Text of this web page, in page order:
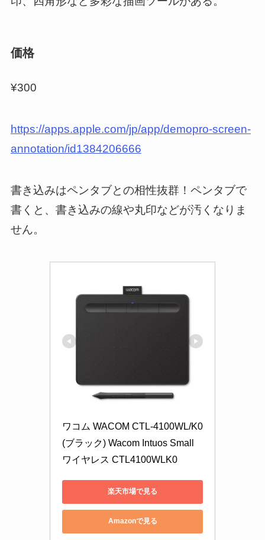
価格
¥300
https://apps.apple.com/jp/app/demopro-screen-
annotation/id1384206666
書き込みはペンタブとの相性抜群！ペンタブで
書くと、書き込みの線や丸印などが汚くなりま
せん。
ワコム WACOM CTL-4100WL/K0
(ブラック) Wacom Intuos Small
ワイヤレス CTL4100WLK0
楽天市場で見る
Amazonで見る